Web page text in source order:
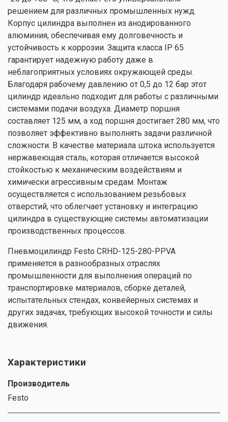
решением для различных промышленных нужд.
Корпус цилиндра выполнен из анодированного
алюминия, обеспечивая ему долговечность и
устойчивость к коррозии. Защита класса IP 65
гарантирует надежную работу даже в
неблагоприятных условиях окружающей среды.
Благодаря рабочему давлению от 0,5 до 12 бар этот
цилиндр идеально подходит для работы с различными
системами подачи воздуха. Диаметр поршня
составляет 125 мм, а ход поршня достигает 280 мм, что
позволяет эффективно выполнять задачи различной
сложности. В качестве материала штока используется
нержавеющая сталь, которая отличается высокой
стойкостью к механическим воздействиям и
химически агрессивным средам. Монтаж
осуществляется с использованием резьбовых
отверстий, что облегчает установку и интеграцию
цилиндра в существующие системы автоматизации
производственных процессов.
Пневмоцилиндр Festo CRHD-125-280-PPVA
применяется в разнообразных отраслях
промышленности для выполнения операций по
транспортировке материалов, сборке деталей,
испытательных стендах, конвейерных системах и
других задачах, требующих высокой точности и силы
движения.
Характеристики
Производитель
Festo